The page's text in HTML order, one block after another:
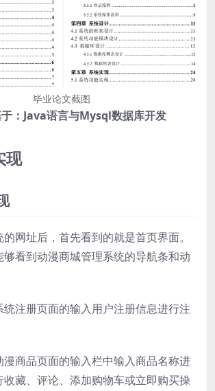
毕业论文截图
：Java语言与Mysql数据库开发
现
网址后，首先看到的就是首页界面。
看到动漫商城管理系统的导航条和动
统注册页面的输入用户注册信息进行注
商品页面的输入栏中输入商品名称进
藏、评论、添加购物车或立即购买操